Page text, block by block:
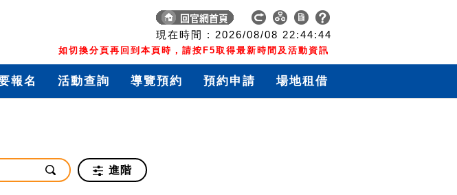
現在時間 : 2026/08/08 22:44:45
如切換分頁再回到本頁時，請按F5取得最新時間及活動資訊
報名 活動查詢 導覽預約 預約申請 場地租借
進階